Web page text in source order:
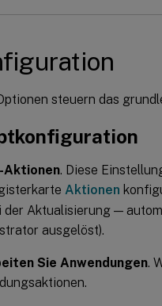
steuern das
Aktionen. Diese
Aktionen
der Aktualisierung —
ausgelöst).
Sie Anwendungen.